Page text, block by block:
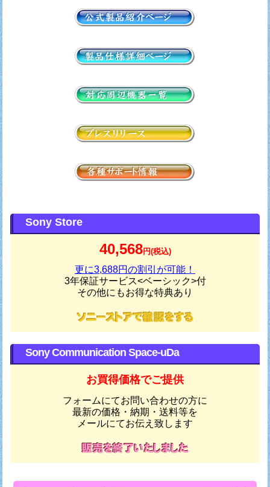
Sony Store
40,568円(税込)
更に3,688円の割引が可能！
3年保証サービス<ベーシック>付
その他にもお得な特典あり
Sony Communication Space-uDa
お買得価格でご提供
フォームにてお問い合わせの方に
最新の価格・納期・送料等を
メールにてお伝え致します